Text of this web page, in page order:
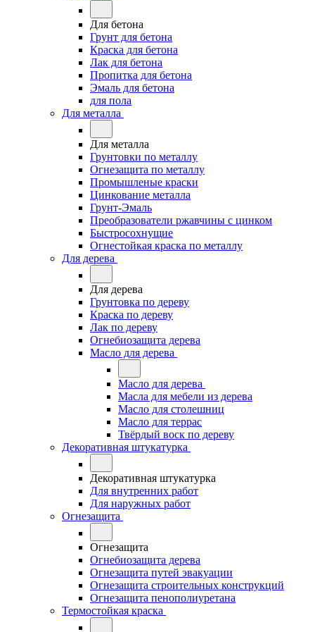
Для бетона
Грунт для бетона
Краска для бетона
Лак для бетона
Пропитка для бетона
Эмаль для бетона
для пола
Для металла
Для металла
Грунтовки по металлу
Огнезащита по металлу
Промышленые краски
Цинкование металла
Грунт-Эмаль
Преобразователи ржавчины с цинком
Быстросохнущие
Огнестойкая краска по металлу
Для дерева
Для дерева
Грунтовка по дереву
Краска по дереву
Лак по дереву
Огнебиозащита дерева
Масло для дерева
Масло для дерева
Масла для мебели из дерева
Масло для столешниц
Масло для террас
Твёрдый воск по дереву
Декоративная штукатурка
Декоративная штукатурка
Для внутренних работ
Для наружных работ
Огнезащита
Огнезащита
Огнебиозащита дерева
Огнезащита путей эвакуации
Огнезащита строительных конструкций
Огнезащита пенополиуретана
Термостойкая краска